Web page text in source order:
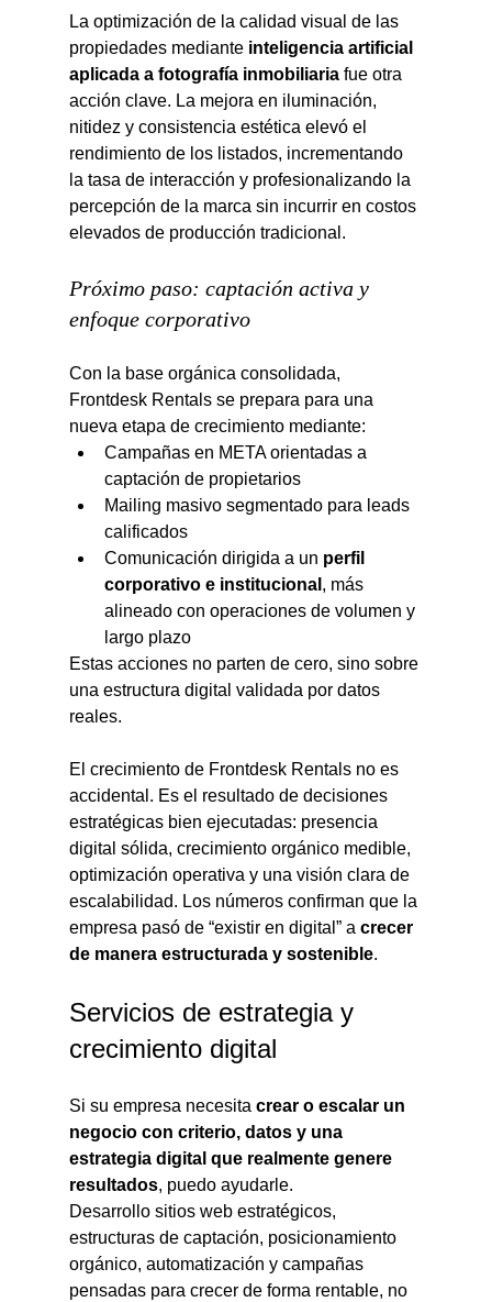
La optimización de la calidad visual de las
propiedades mediante inteligencia artificial
aplicada a fotografía inmobiliaria fue otra
acción clave. La mejora en iluminación,
nitidez y consistencia estética elevó el
rendimiento de los listados, incrementando
la tasa de interacción y profesionalizando la
percepción de la marca sin incurrir en costos
elevados de producción tradicional.
Próximo paso: captación activa y
enfoque corporativo
Con la base orgánica consolidada,
Frontdesk Rentals se prepara para una
nueva etapa de crecimiento mediante:
Campañas en META orientadas a
captación de propietarios
Mailing masivo segmentado para leads
calificados
Comunicación dirigida a un perfil
corporativo e institucional , más
alineado con operaciones de volumen y
largo plazo
Estas acciones no parten de cero, sino sobre
una estructura digital validada por datos
reales.
El crecimiento de Frontdesk Rentals no es
accidental. Es el resultado de decisiones
estratégicas bien ejecutadas: presencia
digital sólida, crecimiento orgánico medible,
optimización operativa y una visión clara de
escalabilidad. Los números confirman que la
empresa pasó de “existir en digital” a crecer
de manera estructurada y sostenible.
Servicios de estrategia y
crecimiento digital
Si su empresa necesita crear o escalar un
negocio con criterio, datos y una
estrategia digital que realmente genere
resultados, puedo ayudarle.
Desarrollo sitios web estratégicos,
estructuras de captación, posicionamiento
orgánico, automatización y campañas
pensadas para crecer de forma rentable, no